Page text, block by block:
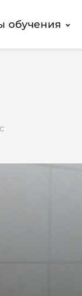
обучения